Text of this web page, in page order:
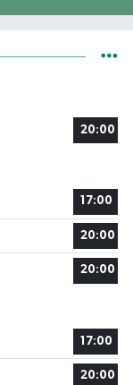
20:00
17:00
20:00
20:00
17:00
20:00